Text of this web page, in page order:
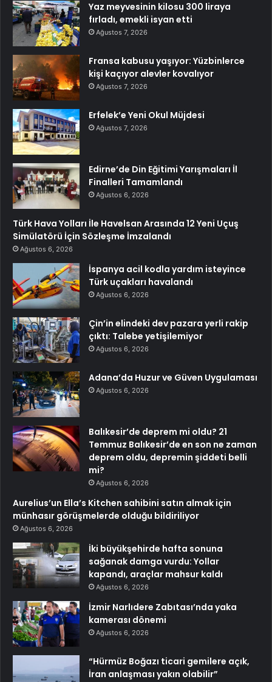
Yaz meyvesinin kilosu 300 liraya
fırladı, emekli isyan etti
Ağustos 7, 2026
Fransa kabusu yaşıyor: Yüzbinlerce
kişi kaçıyor alevler kovalıyor
Ağustos 7, 2026
Erfelek’e Yeni Okul Müjdesi
Ağustos 7, 2026
Edirne’de Din Eğitimi Yarışmaları İl
Finalleri Tamamlandı
Ağustos 6, 2026
Türk Hava Yolları İle Havelsan Arasında 12 Yeni Uçuş
Simülatörü İçin Sözleşme İmzalandı
Ağustos 6, 2026
İspanya acil kodla yardım isteyince
Türk uçakları havalandı
Ağustos 6, 2026
Çin’in elindeki dev pazara yerli rakip
çıktı: Talebe yetişilemiyor
Ağustos 6, 2026
Adana’da Huzur ve Güven Uygulaması
Ağustos 6, 2026
Balıkesir’de deprem mi oldu? 21
Temmuz Balıkesir’de en son ne zaman
deprem oldu, depremin şiddeti belli
mi?
Ağustos 6, 2026
Aurelius’un Ella’s Kitchen sahibini satın almak için
münhasır görüşmelerde olduğu bildiriliyor
Ağustos 6, 2026
İki büyükşehirde hafta sonuna
sağanak damga vurdu: Yollar
kapandı, araçlar mahsur kaldı
Ağustos 6, 2026
İzmir Narlıdere Zabıtası’nda yaka
kamerası dönemi
Ağustos 6, 2026
“Hürmüz Boğazı ticari gemilere açık,
İran anlaşması yakın olabilir”